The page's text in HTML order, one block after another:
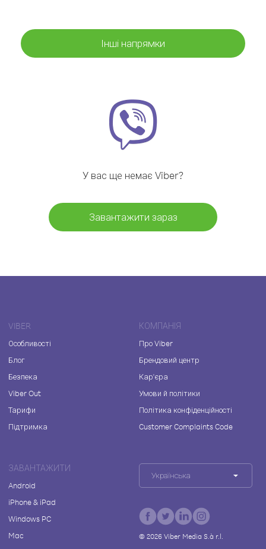
Інші напрямки
У вас ще немає Viber?
Завантажити зараз
VIBER
Особливості
Блог
Безпека
Viber Out
Тарифи
Підтримка
КОМПАНІЯ
Про Viber
Брендовий центр
Кар'єра
Умови й політики
Політика конфіденційності
Customer Complaints Code
ЗАВАНТАЖИТИ
Android
iPhone & iPad
Windows PC
Mac
Українська
© 2026Viber Media S.à r.l.